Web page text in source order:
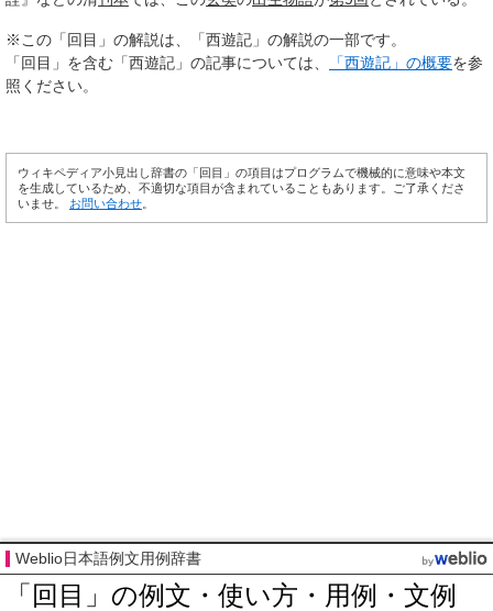
※この「回目」の解説は、「西遊記」の解説の一部です。
「回目」を含む「西遊記」の記事については、
「西遊記」の概要を参
照ください。
ウィキペディア小見出し辞書の「回目」の項目はプログラムで機械的に意味や本文
を生成しているため、不適切な項目が含まれていることもあります。ご了承くださ
いませ。 お問い合わせ
Weblio日本語例文用例辞書
「回目」の例文・使い方・用例・文例